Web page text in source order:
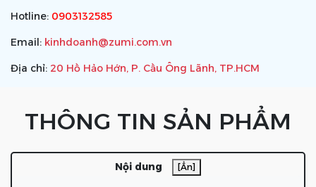
Hotline: 0903132585
Email: kinhdoanh@zumi.com.vn
Địa chỉ: 20 Hồ Hảo Hớn, P. Cầu Ông Lãnh, TP.HCM
THÔNG TIN SẢN PHẨM
Nội dung [Ẩn]